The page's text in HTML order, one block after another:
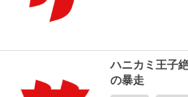
ハニカミ王子
の暴走